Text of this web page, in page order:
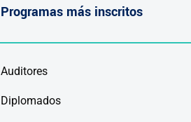
Programas más inscritos
Auditores
Diplomados